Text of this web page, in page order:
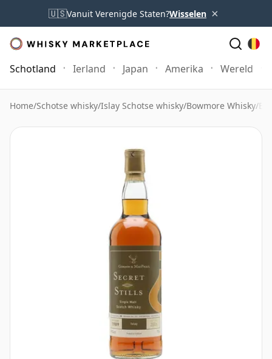
🇺🇸Vanuit Verenigde Staten?Wisselen ×
Schotland Ierland Japan Amerika Wereld
Home/Schotse whisky/Islay Schotse whisky/Bowmore Whisky/